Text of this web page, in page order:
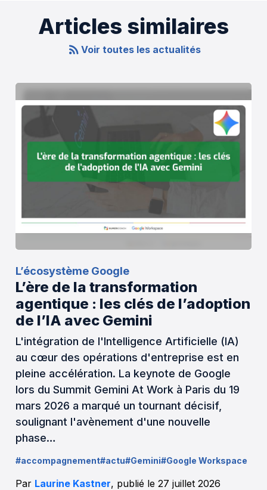
Articles similaires
Voir toutes les actualités
L’écosystème Google
L’ère de la transformation
agentique : les clés de l’adoption
de l’IA avec Gemini
L'intégration de l'Intelligence Artificielle (IA)
au cœur des opérations d'entreprise est en
pleine accélération. La keynote de Google
lors du Summit Gemini At Work à Paris du 19
mars 2026 a marqué un tournant décisif,
soulignant l'avènement d'une nouvelle
phase…
#accompagnement#actu#Gemini#Google Workspace
Par Laurine Kastner, publié le 27 juillet 2026